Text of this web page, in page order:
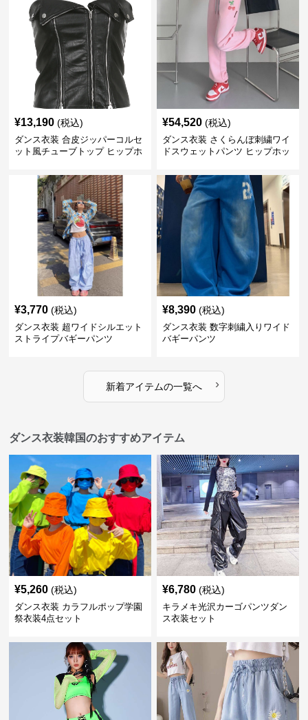
¥13,190 (税込)
ダンス衣装 合皮ジッパーコルセ
ット風チューブトップ ヒップホ
¥54,520 (税込)
ダンス衣装 さくらんぼ刺繍ワイ
ドスウェットパンツ ヒップホッ
¥3,770 (税込)
ダンス衣装 超ワイドシルエット
ストライプバギーパンツ
¥8,390 (税込)
ダンス衣装 数字刺繍入りワイド
バギーパンツ
新着アイテムの一覧へ ›
ダンス衣装韓国のおすすめアイテム
¥5,260 (税込)
ダンス衣装 カラフルポップ学園
祭衣装4点セット
¥6,780 (税込)
キラメキ光沢カーゴパンツダン
ス衣装セット